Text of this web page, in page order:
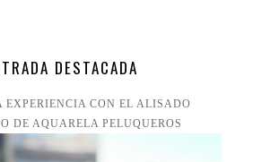
DESTACADA
EXPERIENCIA CON EL ALISADO
DE AQUARELA PELUQUEROS